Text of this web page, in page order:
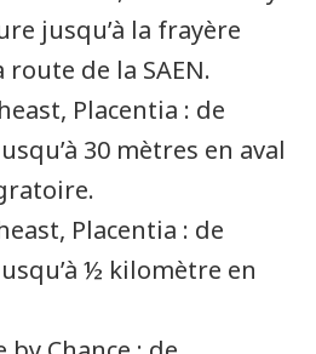
jusqu’à la frayère
route de la SAEN.
Placentia : de
30 mètres en aval
Placentia : de
½ kilomètre en